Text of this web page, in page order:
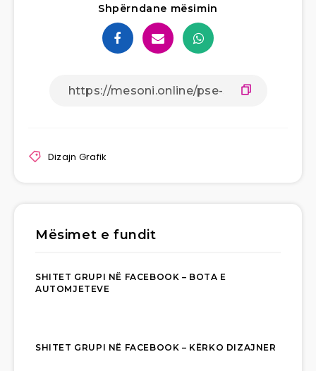
Shpërndane mësimin
Dizajn Grafik
Mësimet e fundit
SHITET GRUPI NË FACEBOOK – BOTA E
AUTOMJETEVE
SHITET GRUPI NË FACEBOOK – KËRKO DIZAJNER